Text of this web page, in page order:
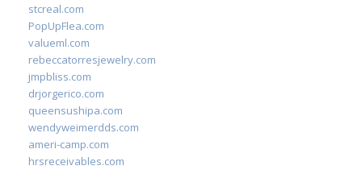
stcreal.com
PopUpFlea.com
valueml.com
rebeccatorresjewelry.com
jmpbliss.com
drjorgerico.com
queensushipa.com
wendyweimerdds.com
ameri-camp.com
hrsreceivables.com